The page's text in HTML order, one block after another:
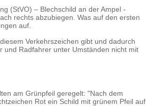
(StVO) – Blechschild an der Ampel -
rechts abzubiegen. Was auf den ersten
auf.
Verkehrszeichen gibt und dadurch
und Radfahrer unter Umständen nicht mit
am Grünpfeil geregelt: "Nach dem
Rot ein Schild mit grünem Pfeil auf